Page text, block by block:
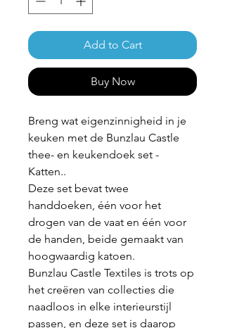
Add to Cart
Buy Now
Breng wat eigenzinnigheid in je
keuken met de Bunzlau Castle
thee- en keukendoek set -
Katten..
Deze set bevat twee
handdoeken, één voor het
drogen van de vaat en één voor
de handen, beide gemaakt van
hoogwaardig katoen.
Bunzlau Castle Textiles is trots op
het creëren van collecties die
naadloos in elke interieurstijl
passen, en deze set is daarop